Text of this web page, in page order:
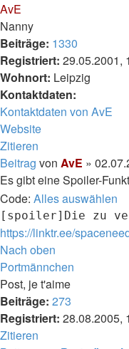
AvE
Nanny
Beiträge: 1330
Registriert: 29.05.2001,
Wohnort: Leipzig
Kontaktdaten:
Kontaktdaten von AvE
Website
Zitieren
Beitrag von AvE »
Es gibt eine Spoiler-
Code: Alles auswählen
[spoiler]Die zu
https://linktr.ee/
Nach oben
Portmännchen
Post, je t'aime
Beiträge: 273
Registriert: 28.08.2005,
Zitieren